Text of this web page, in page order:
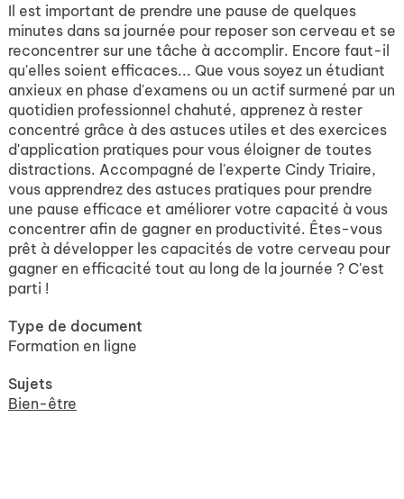
Il est important de prendre une pause de quelques
minutes dans sa journée pour reposer son cerveau et se
reconcentrer sur une tâche à accomplir. Encore faut-il
qu'elles soient efficaces... Que vous soyez un étudiant
anxieux en phase d'examens ou un actif surmené par un
quotidien professionnel chahuté, apprenez à rester
concentré grâce à des astuces utiles et des exercices
d'application pratiques pour vous éloigner de toutes
distractions. Accompagné de l'experte Cindy Triaire,
vous apprendrez des astuces pratiques pour prendre
une pause efficace et améliorer votre capacité à vous
concentrer afin de gagner en productivité. Êtes-vous
prêt à développer les capacités de votre cerveau pour
gagner en efficacité tout au long de la journée ? C'est
parti !
Type de document
Formation en ligne
Sujets
Bien-être